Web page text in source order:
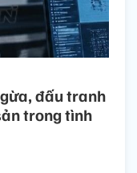
đấu tranh
trong tình